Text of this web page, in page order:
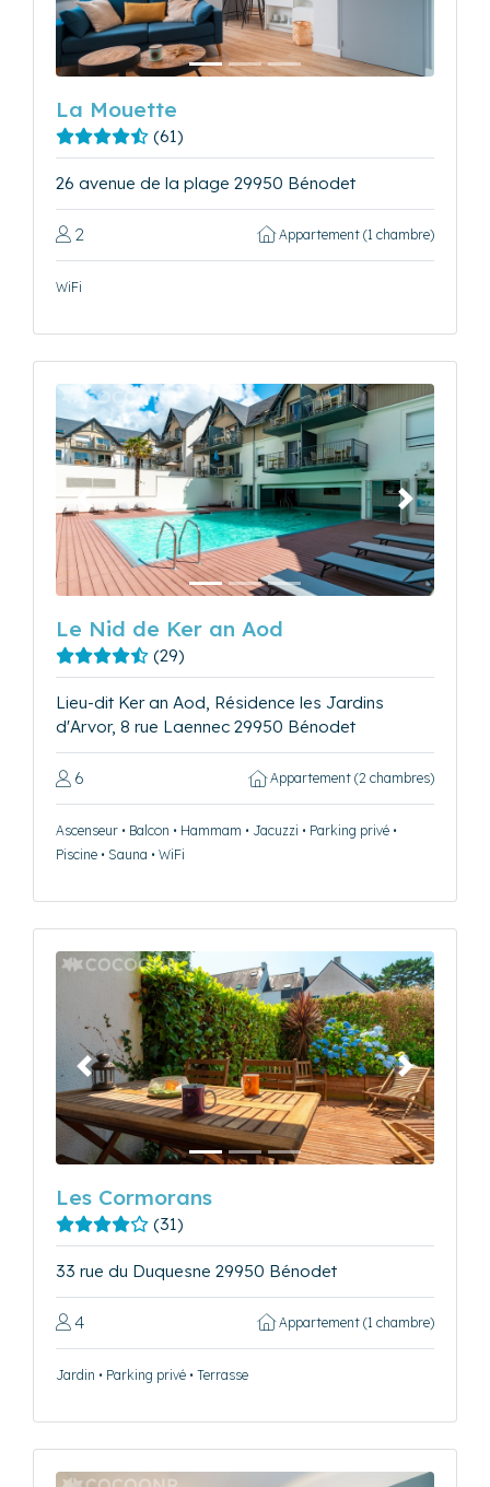
La Mouette
(61)
26 avenue de la plage 29950 Bénodet
2 Appartement (1 chambre)
WiFi
Précédent Suivant
Le Nid de Ker an Aod
(29)
Lieu-dit Ker an Aod, Résidence les Jardins
d'Arvor, 8 rue Laennec 29950 Bénodet
6 Appartement (2 chambres)
Ascenseur • Balcon • Hammam • Jacuzzi • Parking privé •
Piscine • Sauna • WiFi
Précédent Suivant
Les Cormorans
(31)
33 rue du Duquesne 29950 Bénodet
4 Appartement (1 chambre)
Jardin • Parking privé • Terrasse